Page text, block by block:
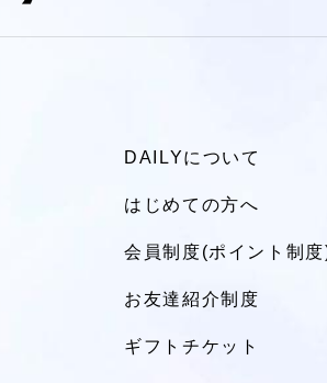
DAILYについて
はじめての方へ
会員制度(ポイント制度
お友達紹介制度
ギフトチケット